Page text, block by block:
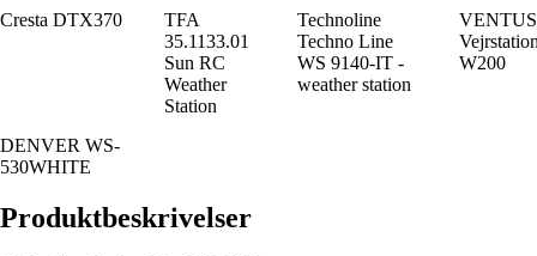
Cresta DTX370
TFA
35.1133.01
Sun RC
Weather
Station
Technoline
Techno Line
WS 9140-IT -
weather station
VENTUS
W200
DENVER WS-
530WHITE
Produktbeskrivelser